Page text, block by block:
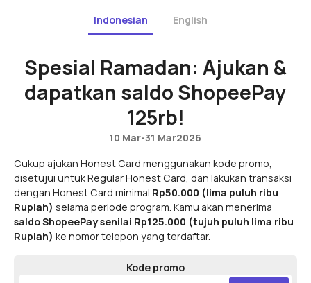
Indonesian English
Spesial Ramadan: Ajukan &
dapatkan saldo ShopeePay
125rb!
10 Mar-31 Mar2026
Cukup ajukan Honest Card menggunakan kode promo,
disetujui untuk Regular Honest Card, dan lakukan transaksi
dengan Honest Card minimal Rp50.000 (lima puluh ribu
Rupiah) selama periode program. Kamu akan menerima
saldo ShopeePay senilai Rp125.000 (tujuh puluh lima ribu
Rupiah) ke nomor telepon yang terdaftar.
Kode promo